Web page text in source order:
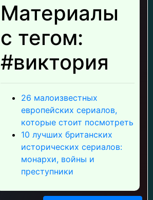
Материалы
с тегом:
#виктория
26 малоизвестных
европейских сериалов,
которые стоит посмотреть
10 лучших британских
исторических сериалов:
монархи, войны и
преступники